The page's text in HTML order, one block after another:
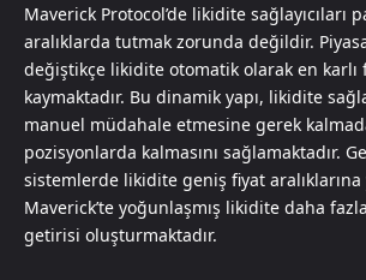
Maverick Protocol’de likidite sağlayıcıları
aralıklarda tutmak zorunda değildir.
değiştikçe likidite otomatik olarak en
kaymaktadır. Bu dinamik yapı, likidite
manuel müdahale etmesine gerek
pozisyonlarda kalmasını sağlamaktadır.
sistemlerde likidite geniş fiyat aralıklarına
Maverick’te yoğunlaşmış likidite daha
getirisi oluşturmaktadır.